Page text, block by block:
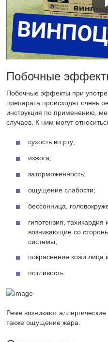
Побочные
Побочные эффекты при
препарата происходят очень
инструкция по применению,
случаев. К ним могут
сухость во рту;
изжога;
заторможенность;
ощущение слабости;
бессонница,
гипотензия, тахикардия
возникающие со
системы;
покраснение кожи лица
потливость.
Реже возникают
также ощущение жара.